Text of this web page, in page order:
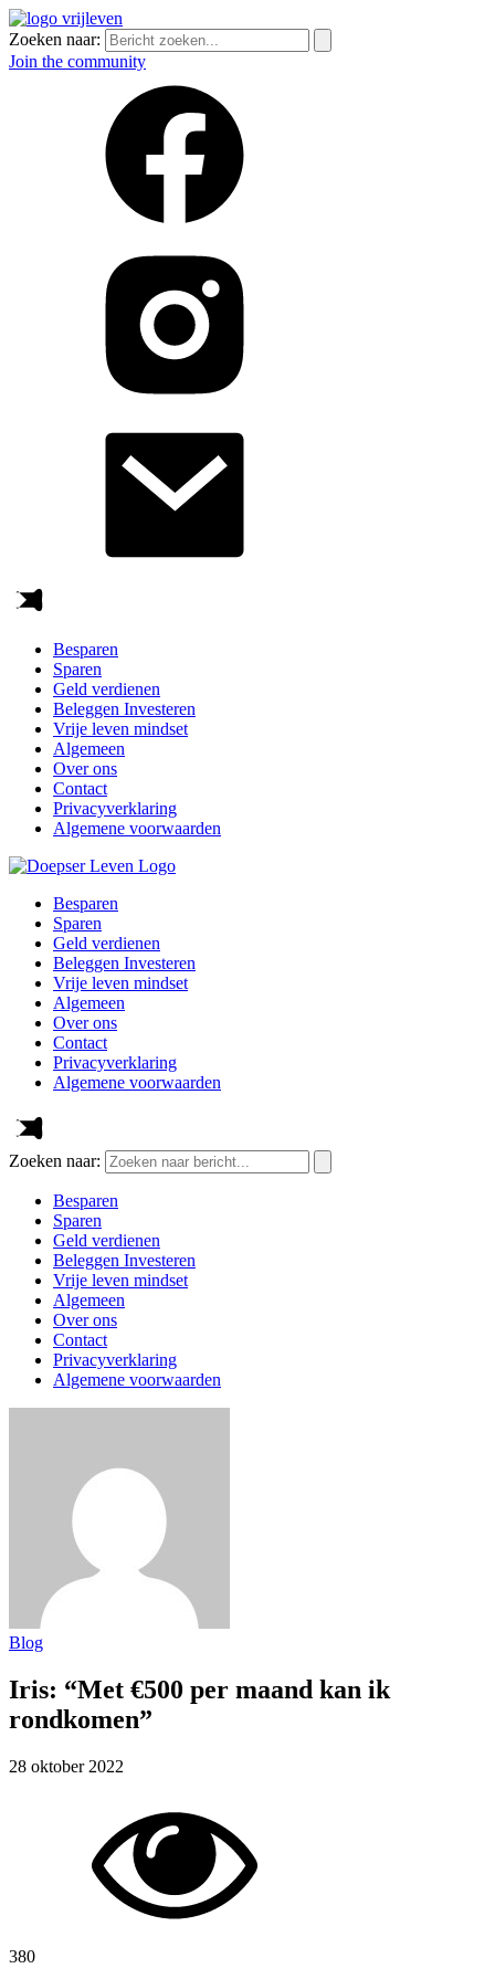
Zoeken naar:
Join the community
Besparen
Sparen
Geld verdienen
Beleggen Investeren
Vrije leven mindset
Algemeen
Over ons
Contact
Privacyverklaring
Algemene voorwaarden
Besparen
Sparen
Geld verdienen
Beleggen Investeren
Vrije leven mindset
Algemeen
Over ons
Contact
Privacyverklaring
Algemene voorwaarden
Zoeken naar:
Besparen
Sparen
Geld verdienen
Beleggen Investeren
Vrije leven mindset
Algemeen
Over ons
Contact
Privacyverklaring
Algemene voorwaarden
Blog
Iris: “Met €500 per maand kan ik
rondkomen”
28 oktober 2022
380